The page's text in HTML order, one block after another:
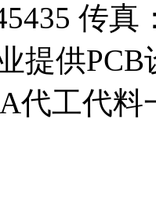
传真
提供
代工代料